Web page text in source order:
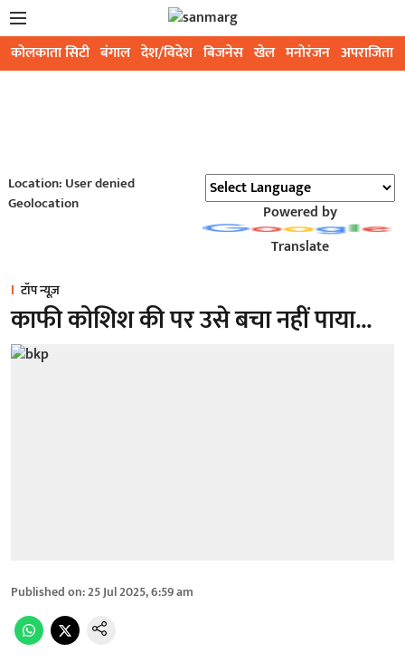
कोलकाता सिटी बंगाल देश/विदेश बिजनेस खेल मनोरंजन अपराजिता
Location: User denied
Geolocation
Powered by
Translate
टॉप न्यूज़
काफी कोशिश की पर उसे बचा नहीं पाया...
Published on:25 Jul 2025, 6:59 am